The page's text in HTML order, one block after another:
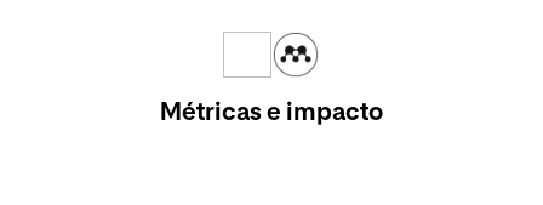
Métricas e impacto